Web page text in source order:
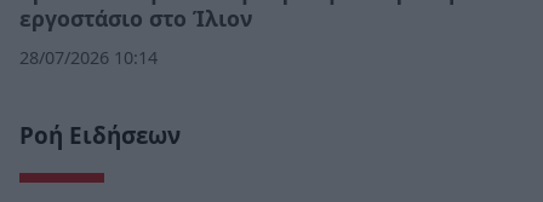
εργοστάσιο στο Ίλιον
28/07/2026 10:14
Ροή Ειδήσεων